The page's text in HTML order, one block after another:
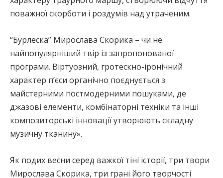
поважної скорботи і роздумів над утраченим.
“Бурлеска” Мирослава Скорика – чи не
найпопулярніший твір із запропонованої
програми. Віртуозний, гротескно-іронічний
характер п’єси органічно поєднується з
майстерними постмодерними пошуками, де
джазові елементи, комбінаторні техніки та інші
композиторські інновації утворюють складну
музичну тканину».
Як подих весни серед важкої тіні історії, три твори
Мирослава Скорика, три грані його творчості